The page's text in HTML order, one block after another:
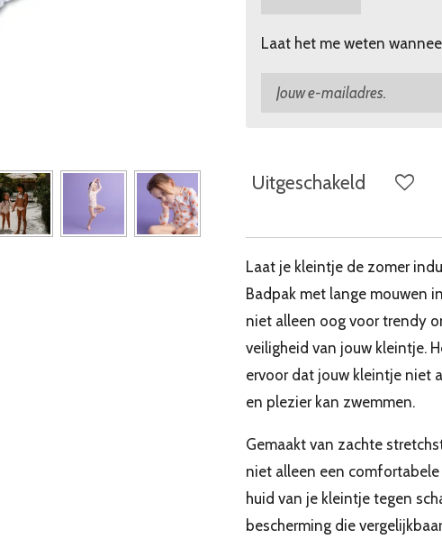
Laat het me weten
Uitgeschakeld
Laat je kleintje de zomer
Badpak met lange mouwen
niet alleen oog voor trendy
veiligheid van jouw kleintje.
ervoor dat jouw kleintje niet
en plezier kan zwemmen.
Gemaakt van zachte
niet alleen een
huid van je kleintje tegen
bescherming die